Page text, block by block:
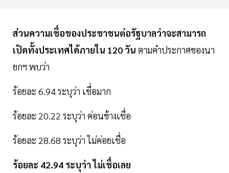
ส่วนความเชื่อของประชาชนต่อรัฐบาลว่าจะสามารถ
เปิดทั้งประเทศได้ภายใน 120 วัน ตามคำประกาศของนา
ยกฯ พบว่า
ร้อยละ 6.94 ระบุว่า เชื่อมาก
ร้อยละ 20.22 ระบุว่า ค่อนข้างเชื่อ
ร้อยละ 28.68 ระบุว่า ไม่ค่อยเชื่อ
ร้อยละ 42.94 ระบุว่า ไม่เชื่อเลย